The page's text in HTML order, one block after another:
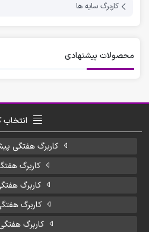
کاربرگ سایه ها
محصولات پیشنهادی
انتخاب
کاربرگ هفتگی
کاربرگ
کاربرگ
کاربرگ
کاربرگ